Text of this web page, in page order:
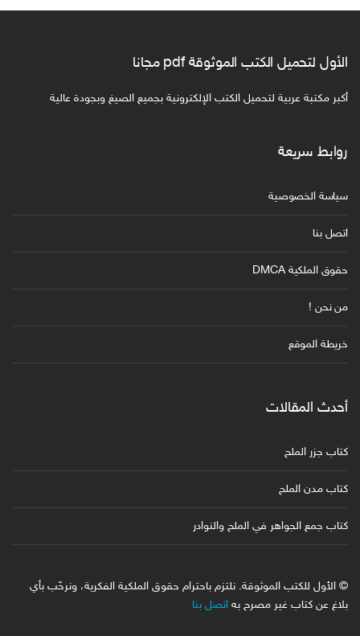
الأول لتحميل الكتب الموثوقة pdf مجانا
أكبر مكتبة عربية لتحميل الكتب الإلكترونية بجميع الصيغ وبجودة عالية
روابط سريعة
سياسة الخصوصية
اتصل بنا
حقوق الملكية DMCA
من نحن !
خريطة الموقع
أحدث المقالات
كتاب جزر الملح
كتاب مدن الملح
كتاب جمع الجواهر في الملح والنوادر
© الأول للكتب الموثوقة. نلتزم باحترام حقوق الملكية الفكرية، ونرحّب بأي
بلاغ عن كتاب غير مصرح به اتصل بنا